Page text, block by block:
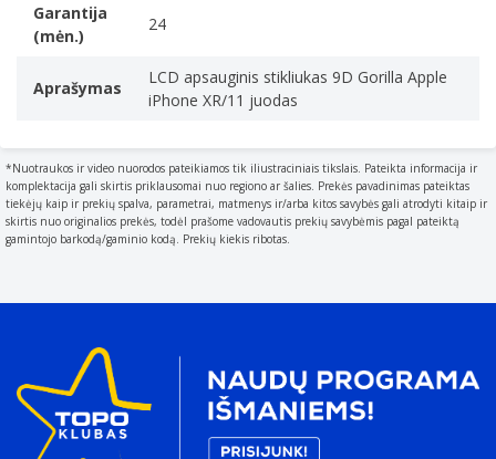
Garantija
(mėn.)
24
Aprašymas
LCD apsauginis stikliukas 9D Gorilla Apple
iPhone XR/11 juodas
*Nuotraukos ir video nuorodos pateikiamos tik iliustraciniais tikslais. Pateikta informacija ir
komplektacija gali skirtis priklausomai nuo regiono ar šalies. Prekės pavadinimas pateiktas
tiekėjų kaip ir prekių spalva, parametrai, matmenys ir/arba kitos savybės gali atrodyti kitaip ir
skirtis nuo originalios prekės, todėl prašome vadovautis prekių savybėmis pagal pateiktą
gamintojo barkodą/gaminio kodą. Prekių kiekis ribotas.